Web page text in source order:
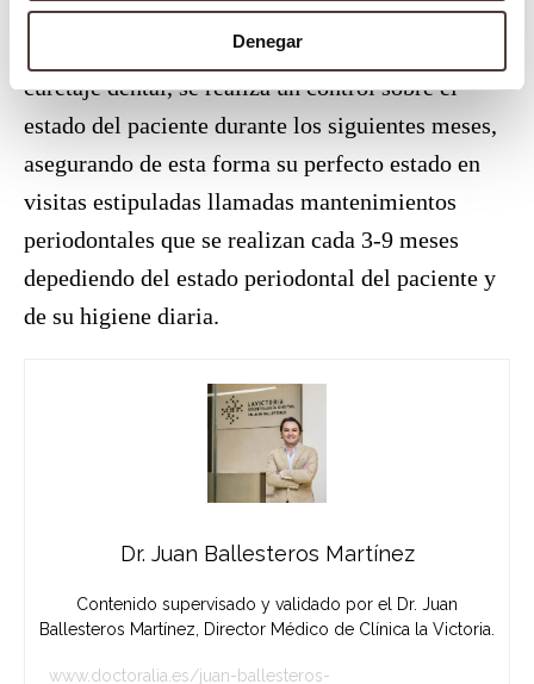
Denegar
Tras cumplir al completo con el tratamiento de
curetaje dental, se realiza un control sobre el
estado del paciente durante los siguientes meses,
asegurando de esta forma su perfecto estado en
visitas estipuladas llamadas mantenimientos
periodontales que se realizan cada 3-9 meses
depediendo del estado periodontal del paciente y
de su higiene diaria.
Dr. Juan Ballesteros Martínez
Contenido supervisado y validado por el Dr. Juan
Ballesteros Martínez, Director Médico de Clínica la Victoria.
www.doctoralia.es/juan-ballesteros-